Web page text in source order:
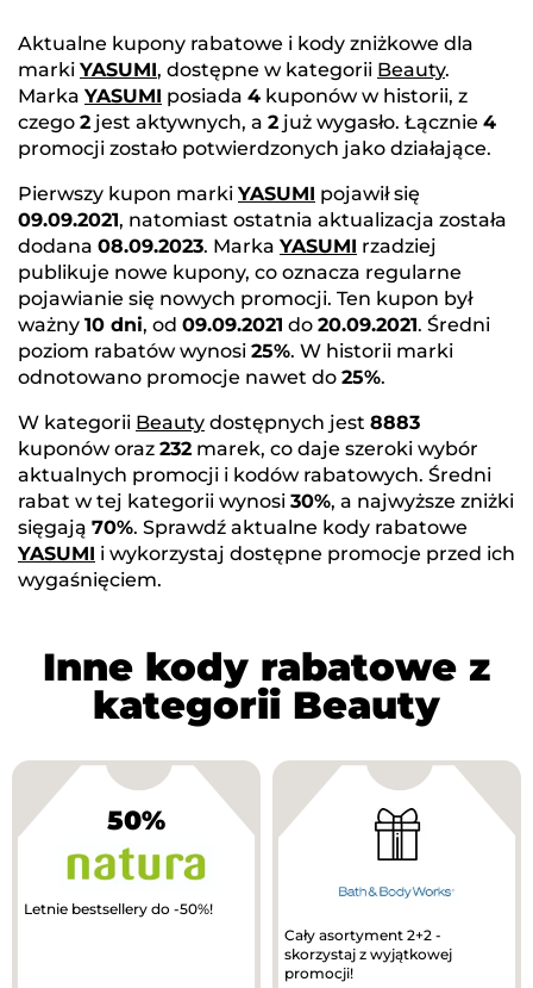
Aktualne kupony rabatowe i kody zniżkowe dla
marki YASUMI, dostępne w kategorii Beauty.
Marka YASUMI posiada 4 kuponów w historii, z
czego 2 jest aktywnych, a 2 już wygasło. Łącznie 4
promocji zostało potwierdzonych jako działające.
Pierwszy kupon marki YASUMI pojawił się
09.09.2021, natomiast ostatnia aktualizacja została
dodana 08.09.2023. Marka YASUMI rzadziej
publikuje nowe kupony, co oznacza regularne
pojawianie się nowych promocji. Ten kupon był
ważny 10 dni, od 09.09.2021 do 20.09.2021. Średni
poziom rabatów wynosi 25%. W historii marki
odnotowano promocje nawet do 25%.
W kategorii Beauty dostępnych jest 8883
kuponów oraz 232 marek, co daje szeroki wybór
aktualnych promocji i kodów rabatowych. Średni
rabat w tej kategorii wynosi 30%, a najwyższe zniżki
sięgają 70%. Sprawdź aktualne kody rabatowe
YASUMI i wykorzystaj dostępne promocje przed ich
wygaśnięciem.
Inne kody rabatowe z
kategorii Beauty
50%
Letnie bestsellery do -50%!
Cały asortyment 2+2 -
skorzystaj z wyjątkowej
promocji!